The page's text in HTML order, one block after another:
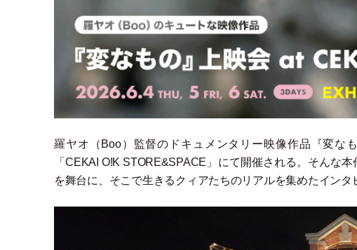
羅ヤオ （ Boo） 監督のドキュメンタリー映像作品『変な
「CEKAI O!K STORE&SPACE 」 にて開催される。そんな
を舞台に、そこで生きるクィアたちのリアルを集めたインタ